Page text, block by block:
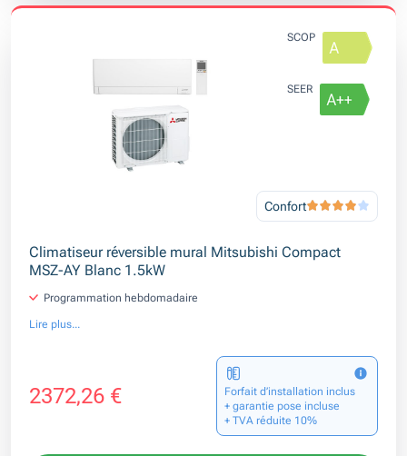
SCOP
SEER
Confort
Climatiseur réversible mural Mitsubishi Compact
MSZ-AY Blanc 1.5kW
Programmation hebdomadaire
Lire plus...
2372,26 €
Forfait d’installation inclus
+ garantie pose incluse
+ TVA réduite 10%